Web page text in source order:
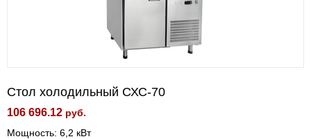
Стол холодильный СХС-70
106 696.12 руб.
Мощность: 6,2 кВт